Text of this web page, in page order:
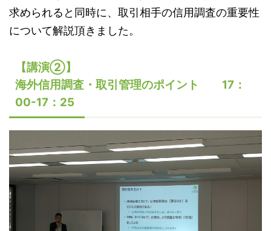
求められると同時に、取引相手の信用調査の重要性
について解説頂きました。
【講演②】
海外信用調査・取引管理のポイント 17：
00-17：25